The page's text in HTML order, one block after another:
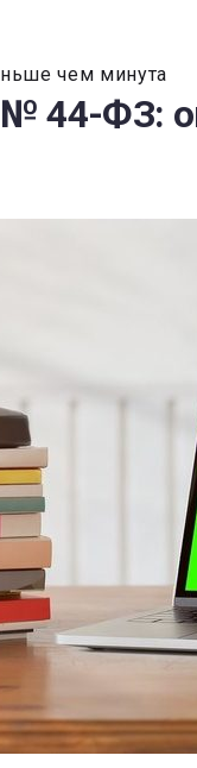
чем минута
44-ФЗ: